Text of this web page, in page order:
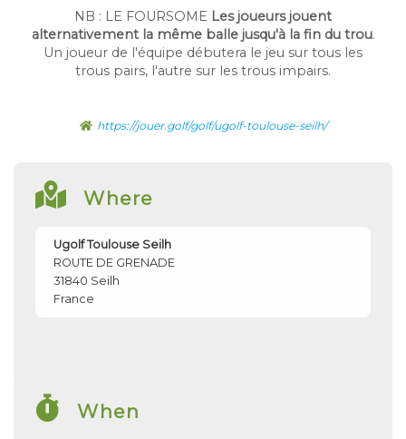
NB : LE FOURSOME Les joueurs jouent
alternativement la même balle jusqu'à la fin du trou.
Un joueur de l'équipe débutera le jeu sur tous les
trous pairs, l'autre sur les trous impairs.
https://jouer.golf/golf/ugolf-toulouse-seilh/
Where
Ugolf Toulouse Seilh
ROUTE DE GRENADE
31840 Seilh
France
When